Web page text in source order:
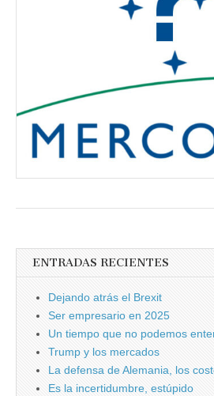
ENTRADAS RECIENTES
Dejando atrás el Brexit
Ser empresario en 2025
Un tiempo que no podemos
Trump y los mercados
La defensa de Alemania, los
Es la incertidumbre, estúpido